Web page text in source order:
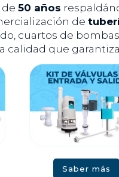
50 años
de
cuartos de
calidad que
Saber más